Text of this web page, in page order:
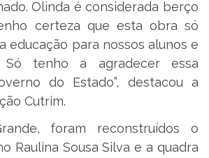
Olinda é considerada berço
certeza que esta obra só
educação para nossos alunos e
Só tenho a agradecer essa
do Estado”, destacou a
Cutrim.
foram reconstruídos o
Raulina Sousa Silva e a quadra